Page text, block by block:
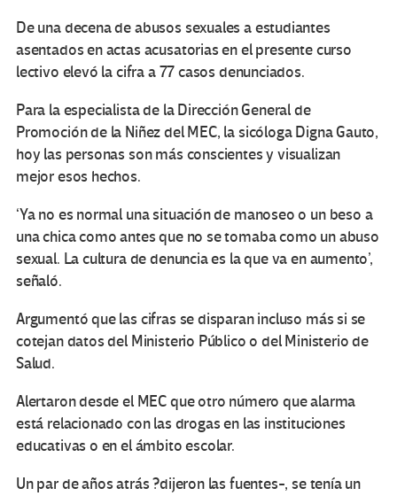
De una decena de abusos sexuales a estudiantes
asentados en actas acusatorias en el presente curso
lectivo elevó la cifra a 77 casos denunciados.
Para la especialista de la Dirección General de
Promoción de la Niñez del MEC, la sicóloga Digna Gauto,
hoy las personas son más conscientes y visualizan
mejor esos hechos.
‘Ya no es normal una situación de manoseo o un beso a
una chica como antes que no se tomaba como un abuso
sexual. La cultura de denuncia es la que va en aumento’,
señaló.
Argumentó que las cifras se disparan incluso más si se
cotejan datos del Ministerio Público o del Ministerio de
Salud.
Alertaron desde el MEC que otro número que alarma
está relacionado con las drogas en las instituciones
educativas o en el ámbito escolar.
Un par de años atrás ?dijeron las fuentes-, se tenía un